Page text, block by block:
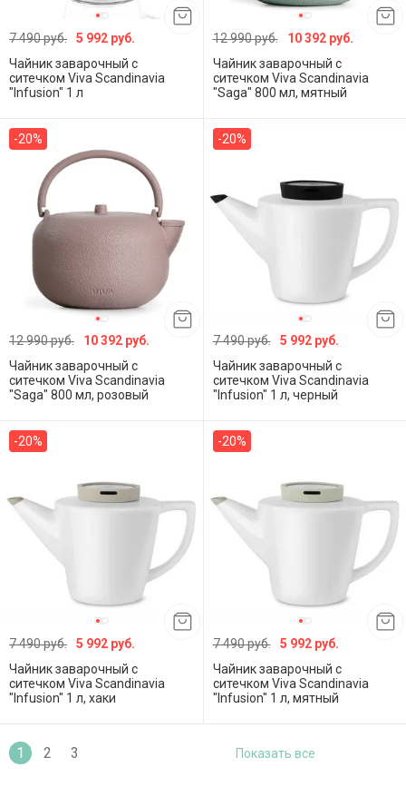
7 490 руб.
5 992 руб.
Чайник заварочный с
ситечком Viva Scandinavia
"Infusion" 1 л
12 990 руб.
10 392 руб.
Чайник заварочный с
ситечком Viva Scandinavia
"Saga" 800 мл, мятный
-20%
12 990 руб.
10 392 руб.
Чайник заварочный с
ситечком Viva Scandinavia
"Saga" 800 мл, розовый
-20%
7 490 руб.
5 992 руб.
Чайник заварочный с
ситечком Viva Scandinavia
"Infusion" 1 л, черный
-20%
7 490 руб.
5 992 руб.
Чайник заварочный с
ситечком Viva Scandinavia
"Infusion" 1 л, хаки
-20%
7 490 руб.
5 992 руб.
Чайник заварочный с
ситечком Viva Scandinavia
"Infusion" 1 л, мятный
1 2 3 Показать все